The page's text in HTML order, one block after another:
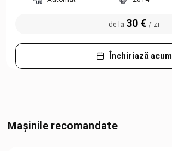
de la 30 € / zi
Închiriază acum
Mașinile recomandate